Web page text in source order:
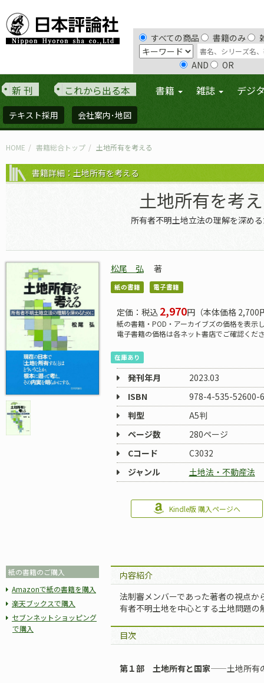
すべての商品 書籍のみ
AND OR
新 刊 これから出る本 書籍 雑誌 デジ
テキスト採用 会社案内･地図
HOME 書籍総合トップ 土地所有を考える
書籍詳細：土地所有を考える
土地所有を考
所有者不明土地立法の理解を深め
松尾 弘 著
紙の書籍 電子書籍
定価：税込 2,970円（本体価格 2,700
紙の書籍・POD・アーカイブズの価格を表示
電子書籍の価格は各ネット書店でご確認くだ
在庫あり
発刊年月
2023.03
ISBN
978-4-535-52600-6
判型
A5判
ページ数
280ページ
Cコード
C3032
ジャンル
土地法・不動産法
Kindle版 購入ページへ
紙の書籍のご購入
Amazonで紙の書籍を購入
楽天ブックスで購入
セブンネットショッピング
で購入
内容紹介
法制審メンバーであった著者の視点
有者不明土地を中心とする土地問題の
目次
第１部 土地所有と国家——土地所有